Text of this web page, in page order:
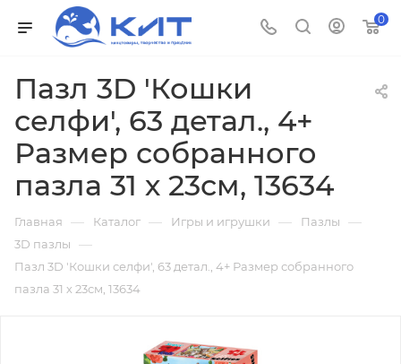
0
Пазл 3D 'Кошки
селфи', 63 детал., 4+
Размер собранного
пазла 31 х 23см, 13634
Главная — Каталог — Игры и игрушки — Пазлы —
3D пазлы —
Пазл 3D 'Кошки селфи', 63 детал., 4+ Размер собранного
пазла 31 х 23см, 13634